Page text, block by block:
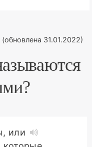
(обновлена 31.01.2022)
или